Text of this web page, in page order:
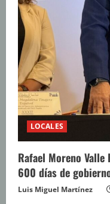
LOCALES
Rafael Moreno
600 días de
Luis Miguel Martínez